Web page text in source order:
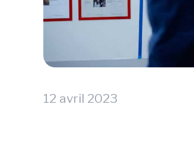
12 avril 2023